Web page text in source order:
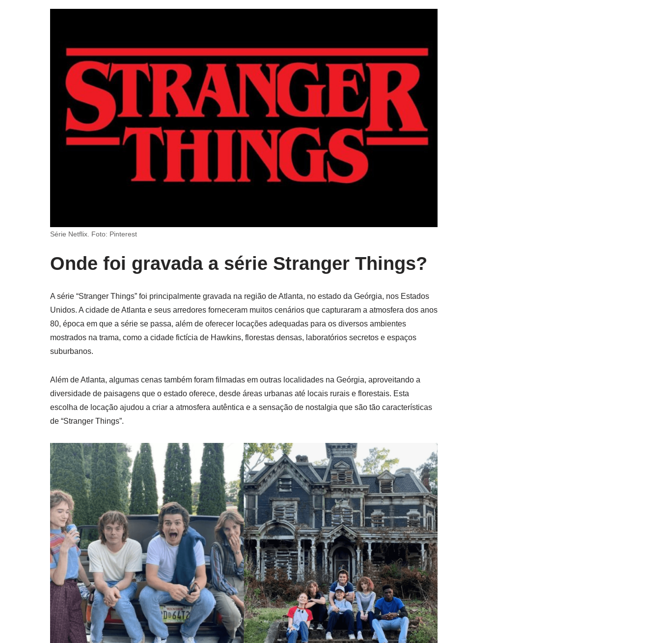
Série Netflix. Foto: Pinterest
Onde foi gravada a série Stranger Things?
A série “Stranger Things” foi principalmente gravada na região de Atlanta, no estado da Geórgia, nos Estados
Unidos. A cidade de Atlanta e seus arredores forneceram muitos cenários que capturaram a atmosfera dos anos
80, época em que a série se passa, além de oferecer locações adequadas para os diversos ambientes
mostrados na trama, como a cidade fictícia de Hawkins, florestas densas, laboratórios secretos e espaços
suburbanos.
Além de Atlanta, algumas cenas também foram filmadas em outras localidades na Geórgia, aproveitando a
diversidade de paisagens que o estado oferece, desde áreas urbanas até locais rurais e florestais. Esta
escolha de locação ajudou a criar a atmosfera autêntica e a sensação de nostalgia que são tão características
de “Stranger Things”.